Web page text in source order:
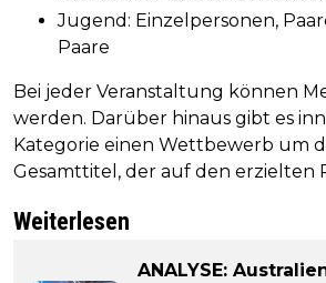
Jugend: Einzelpersonen,
Paare
Bei jeder Veranstaltung können
werden. Darüber hinaus gibt es
Kategorie einen Wettbewerb um
Gesamttitel, der auf den erzielten
Weiterlesen
ANALYSE: